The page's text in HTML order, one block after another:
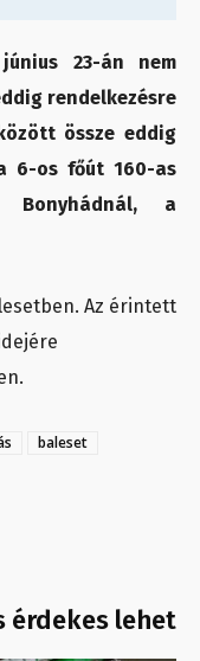
23-án nem
rendelkezésre
össze eddig
6-os főút 160-as
Bonyhádnál, a
Az érintett
baleset
érdekes lehet